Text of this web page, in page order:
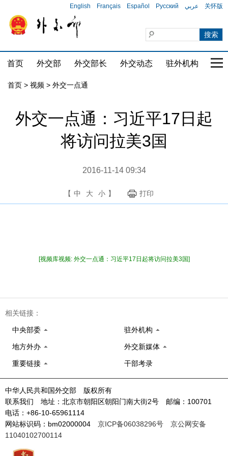
English Français Español Русский عربي 关怀版
首页 外交部 外交部长 外交动态 驻外机构 国
首页 > 视频 > 外交一点通
外交一点通：习近平17日起
将访问拉美3国
2016-11-14 09:34
【 中 大 小 】 打印
[视频库视频: 外交一点通：习近平17日起将访问拉美3国]
相关链接：
中央部委 驻外机构
地方外办 外交新媒体
重要链接 干部考录
中华人民共和国外交部 版权所有
联系我们 地址：北京市朝阳区朝阳门南大街2号 邮编：100701
电话：+86-10-65961114
网站标识码：bm02000004 京ICP备06038296号
京公网安备
11040102700114